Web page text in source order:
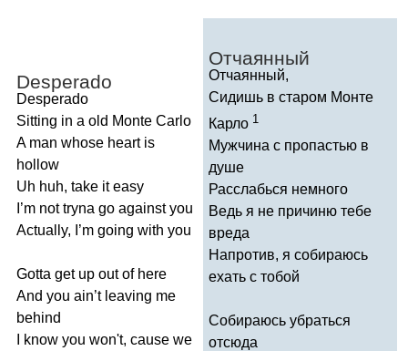
Desperado
Desperado
Sitting in a old Monte Carlo
A man whose heart is
hollow
Uh huh, take it easy
’m not tryna go against you
Actually, ’m going with you
Gotta get up out of here
And you ain’t leaving me
behind
know you won't, cause we
Отчаянный
Отчаянный,
Сидишь в старом Монте
Карло 1
Мужчина с пропастью в
душе
Расслабься немного
Ведь я не причиню тебе
вреда
Напротив, я собираюсь
ехать с тобой
Собираюсь убраться
отсюда